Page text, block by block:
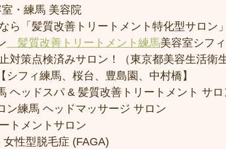
・練馬 美容院
ら「髪質改善トリートメント特化型サロン
髪質改善トリートメント練馬美容室シフィ
対策点検済みサロン！（東京都美容生活衛
フィ練馬、桜台、豊島園、中村橋】
ヘッドスパ & 髪質改善トリートメント サロ
ン練馬 ヘッドマッサージ サロン
トメントサロン
性型脱毛症 (FAGA)